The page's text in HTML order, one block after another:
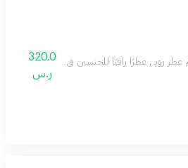
للجنسين في زجاجة أنيقة بسعة 100 مل. يفتتح بنفحات رقيقة من جذر السوسن والمريمية تعبر عن النقاء. يتكشف القلب بنفحات خشبية فاخرة وأوركيد تخلق عمقًا عطريًا. يجمع الأساس الدائم بين العنبر والبخور والمسك وخشب الصندل لترك انطباع دائم من الفخامة والرقي، مثالي لأي
320.0
ر.س